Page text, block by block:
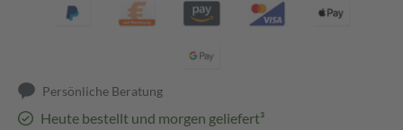
Persönliche Beratung
Heute bestellt und morgen geliefert³